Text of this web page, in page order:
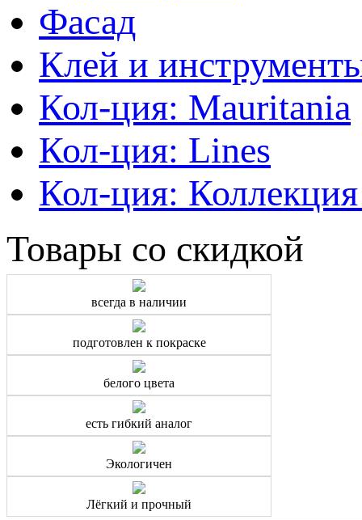
Фасад
Клей и
Кол-ция: Mauritania
Кол-ция: Lines
Кол-ция:
Товары со скидкой
всегда в наличии
подготовлен к покраске
белого цвета
есть гибкий аналог
Экологичен
Лёгкий и прочный